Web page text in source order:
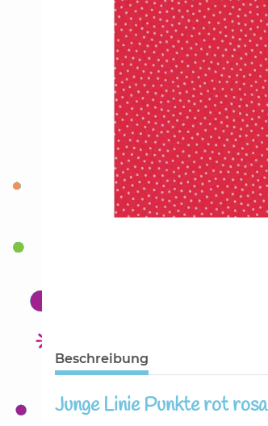
Beschreibung
Junge Linie Punkte rot rosa